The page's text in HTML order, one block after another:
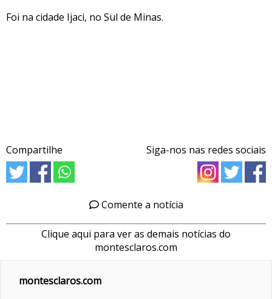
Foi na cidade Ijaci, no Sul de Minas.
Compartilhe Siga-nos nas redes sociais
Comente a notícia
Clique aqui para ver as demais notícias do
montesclaros.com
montesclaros.com